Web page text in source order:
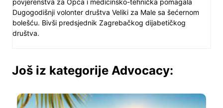
Dugogodišnji volonter društva Veliki za Male sa šećernom
bolešću. Bivši predsjednik Zagrebačkog dijabetičkog
društva.
Još iz kategorije Advocacy: